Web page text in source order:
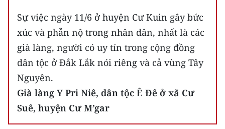
Sự việc ngày 11/6 ở huyện Cư Kuin gây bức
xúc và phẫn nộ trong nhân dân, nhất là các
già làng, người có uy tín trong cộng đồng
dân tộc ở Đắk Lắk nói riêng và cả vùng Tây
Nguyên.
Già làng Y Pri Niê, dân tộc Ê Đê ở xã Cư
Suê, huyện Cư M’gar